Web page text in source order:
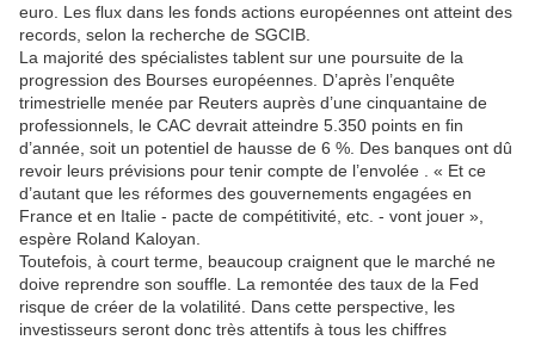
euro. Les flux dans les fonds actions européennes ont atteint des
records, selon la recherche de SGCIB.
La majorité des spécialistes tablent sur une poursuite de la
progression des Bourses européennes. D’après l’enquête
trimestrielle menée par Reuters auprès d’une cinquantaine de
professionnels, le CAC devrait atteindre 5.350 points en fin
d’année, soit un potentiel de hausse de 6 %. Des banques ont dû
revoir leurs prévisions pour tenir compte de l’envolée . « Et ce
d’autant que les réformes des gouvernements engagées en
France et en Italie - pacte de compétitivité, etc. - vont jouer »,
espère Roland Kaloyan.
Toutefois, à court terme, beaucoup craignent que le marché ne
doive reprendre son souffle. La remontée des taux de la Fed
risque de créer de la volatilité. Dans cette perspective, les
investisseurs seront donc très attentifs à tous les chiffres